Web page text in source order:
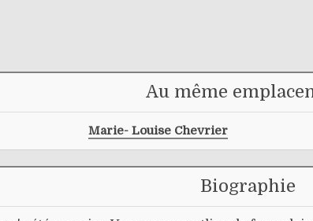
Au même
Marie- Louise Chevrier
Biographie